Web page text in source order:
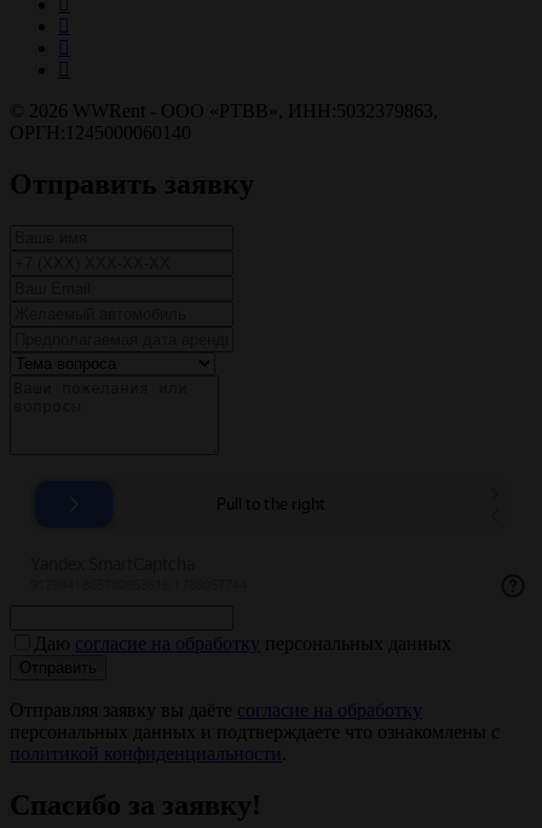
© 2026 WWRent - ОOO «РТВВ», ИНН:5032379863,
ОРГН:1245000060140
Отправить заявку
Даю согласие на обработку персональных данных
Отправляя заявку вы даёте согласие на обработку
персональных данных и подтверждаете что ознакомлены с
политикой конфиденциальности
Спасибо за заявку!